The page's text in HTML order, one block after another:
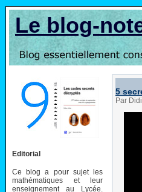
Le blog-
Editorial
Ce blog a pour sujet les
mathématiques et leur
enseignement au Lycée.
5
Par